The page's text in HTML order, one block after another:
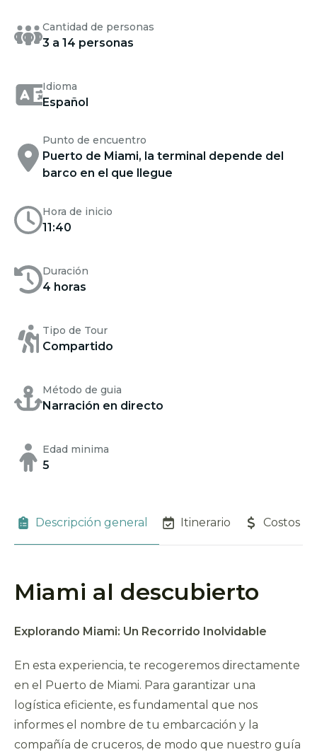
Cantidad de personas
3 a 14 personas
Idioma
Español
Punto de encuentro
Puerto de Miami, la terminal depende del
barco en el que llegue
Hora de inicio
11:40
Duración
4 horas
Tipo de Tour
Compartido
Método de guia
Narración en directo
Edad minima
5
Descripción general Itinerario Costos
Miami al descubierto
Explorando Miami: Un Recorrido Inolvidable
En esta experiencia, te recogeremos directamente
en el Puerto de Miami. Para garantizar una
logística eficiente, es fundamental que nos
informes el nombre de tu embarcación y la
compañía de cruceros, de modo que nuestro guía